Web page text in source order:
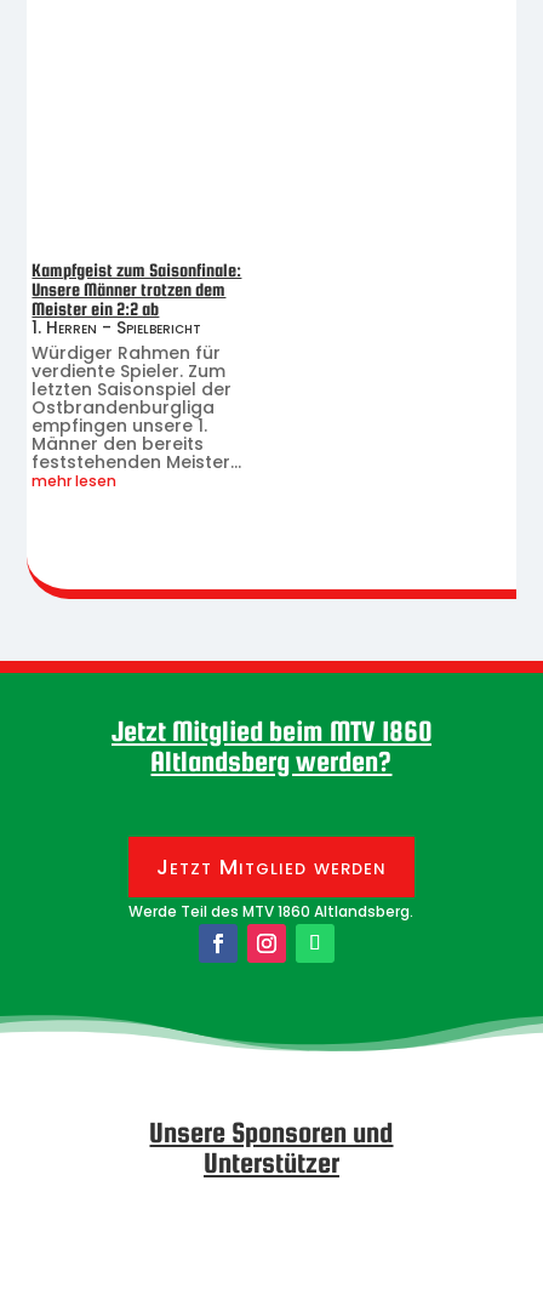
Kampfgeist zum Saisonfinale:
Unsere Männer trotzen dem
Meister ein 2:2 ab
1. Herren - Spielbericht
Würdiger Rahmen für
verdiente Spieler. Zum
letzten Saisonspiel der
Ostbrandenburgliga
empfingen unsere 1.
Männer den bereits
feststehenden Meister...
mehr lesen
Jetzt Mitglied beim MTV 1860
Altlandsberg werden?
Jetzt Mitglied werden
Werde Teil des MTV 1860 Altlandsberg.
Unsere Sponsoren und
Unterstützer